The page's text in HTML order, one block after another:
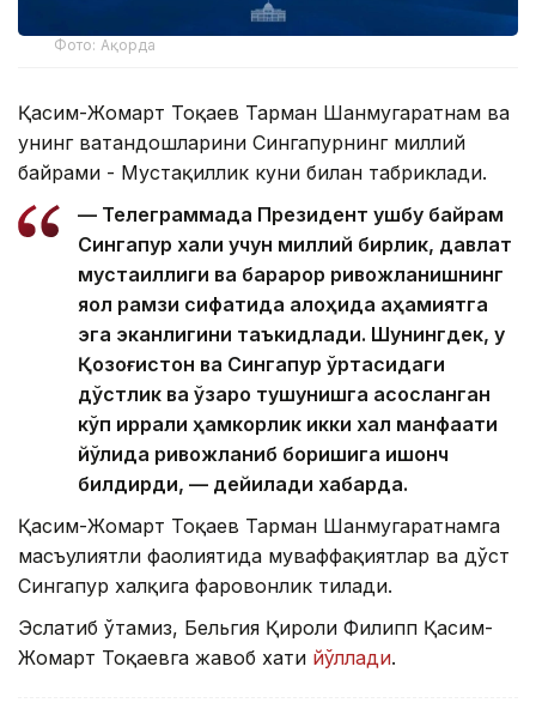
Фото: Ақорда
Қасим-Жомарт Тоқаев Тарман Шанмугаратнам ва
унинг ватандошларини Сингапурнинг миллий
байрами - Мустақиллик куни билан табриклади.
— Телеграммада Президент ушбу байрам
Сингапур халқи учун миллий бирлик, давлат
мустақиллиги ва барқарор ривожланишнинг
яққол рамзи сифатида алоҳида аҳамиятга
эга эканлигини таъкидлади. Шунингдек, у
Қозоғистон ва Сингапур ўртасидаги
дўстлик ва ўзаро тушунишга асосланган
кўп қиррали ҳамкорлик икки халқ манфаати
йўлида ривожланиб боришига ишонч
билдирди, — дейилади хабарда.
Қасим-Жомарт Тоқаев Тарман Шанмугаратнамга
масъулиятли фаолиятида муваффақиятлар ва дўст
Сингапур халқига фаровонлик тилади.
Эслатиб ўтамиз, Бельгия Қироли Филипп Қасим-
Жомарт Тоқаевга жавоб хати йўллади.